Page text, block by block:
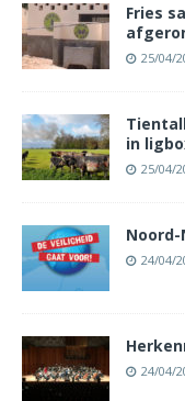
Fries
25/04/
in
25/04/
24/04/
24/04/